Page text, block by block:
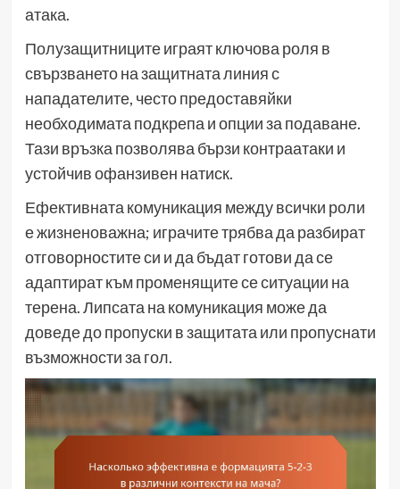
атака.
Полузащитниците играят ключова роля в
свързването на защитната линия с
нападателите, често предоставяйки
необходимата подкрепа и опции за подаване.
Тази връзка позволява бързи контраатаки и
устойчив офанзивен натиск.
Ефективната комуникация между всички роли
е жизненоважна; играчите трябва да разбират
отговорностите си и да бъдат готови да се
адаптират към променящите се ситуации на
терена. Липсата на комуникация може да
доведе до пропуски в защитата или пропуснати
възможности за гол.